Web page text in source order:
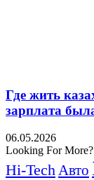
Где жить
зарплата
06.05.2026
Looking For More?
Hi-Tech Авто